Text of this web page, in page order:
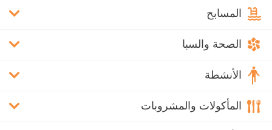
المسابح
الصحة والسبا
الأنشطة
المأكولات والمشروبات